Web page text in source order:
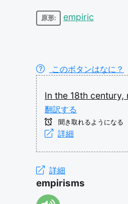
原形: empiric
このボタンはなに？
In the 18th century,
翻訳する
聞き取れるようになる
詳細
詳細
empirisms